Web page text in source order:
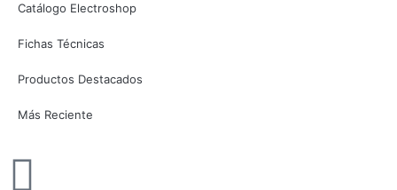
Catálogo Electroshop
Fichas Técnicas
Productos Destacados
Más Reciente